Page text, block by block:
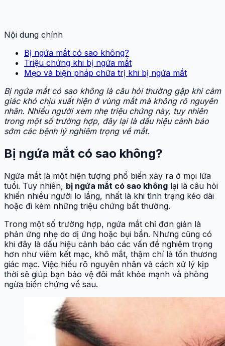
Nội dung chính
Bị ngứa mắt có sao không?
Triệu chứng khi bị ngứa mắt
Mẹo và biện pháp chữa trị khi bị ngứa mắt
Bị ngứa mắt có sao không là câu hỏi thường gặp khi cảm
giác khó chịu xuất hiện ở vùng mắt mà không rõ nguyên
nhân. Nhiều người xem nhẹ triệu chứng này, tuy nhiên
trong một số trường hợp, đây lại là dấu hiệu cảnh báo
sớm các bệnh lý nghiêm trọng về mắt.
Bị ngứa mắt có sao không?
Ngứa mắt là một hiện tượng phổ biến xảy ra ở mọi lứa
tuổi. Tuy nhiên, bị ngứa mắt có sao không lại là câu hỏi
khiến nhiều người lo lắng, nhất là khi tình trạng kéo dài
hoặc đi kèm những triệu chứng bất thường.
Trong một số trường hợp, ngứa mắt chỉ đơn giản là
phản ứng nhẹ do dị ứng hoặc bụi bẩn. Nhưng cũng có
khi đây là dấu hiệu cảnh báo các vấn đề nghiêm trọng
hơn như viêm kết mạc, khô mắt, thậm chí là tổn thương
giác mạc. Việc hiểu rõ nguyên nhân và cách xử lý kịp
thời sẽ giúp bạn bảo vệ đôi mắt khỏe mạnh và phòng
ngừa biến chứng về sau.